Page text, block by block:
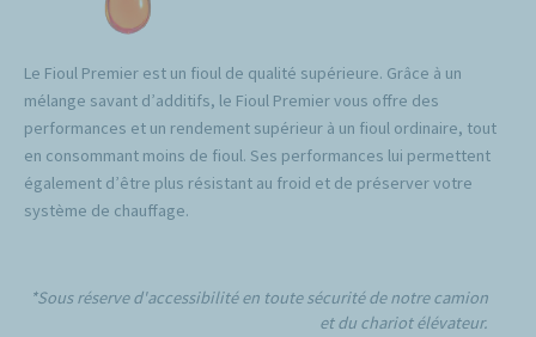
Le Fioul Premier est un fioul de qualité supérieure. Grâce à un
mélange savant d’additifs, le Fioul Premier vous offre des
performances et un rendement supérieur à un fioul ordinaire, tout
en consommant moins de fioul. Ses performances lui permettent
également d’être plus résistant au froid et de préserver votre
système de chauffage.
*Sous réserve d'accessibilité en toute sécurité de notre camion
et du chariot élévateur.